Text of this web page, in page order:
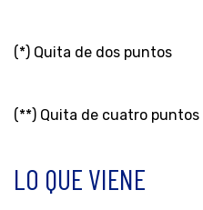
(*) Quita de dos puntos
(**) Quita de cuatro puntos
LO QUE VIENE